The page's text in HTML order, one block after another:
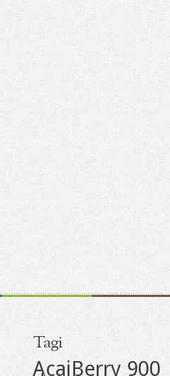
Tagi
AcaiBerry 900